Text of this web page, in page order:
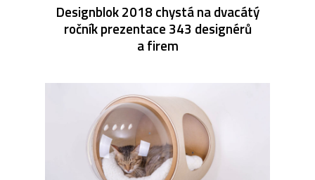
Designblok 2018 chystá na dvacátý
ročník prezentace 343 designérů
a firem